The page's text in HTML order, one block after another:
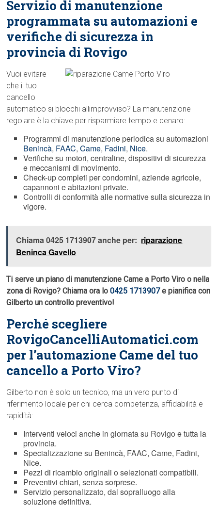
Servizio di manutenzione
programmata su automazioni e
verifiche di sicurezza in
provincia di Rovigo
Vuoi evitare
che il tuo
cancello
automatico si blocchi allimprovviso? La manutenzione
regolare è la chiave per risparmiare tempo e denaro:
Programmi di manutenzione periodica su automazioni
Benincà, FAAC,Came, Fadini, Nice.
Verifiche su motori, centraline, dispositivi di sicurezza
e meccanismi di movimento.
Check-up completi per condomini, aziende agricole,
capannoni e abitazioni private.
Controlli di conformità alle normative sulla sicurezza in
vigore.
Chiama 0425 1713907 anche per: riparazione
Beninca Gavello
Ti serve un piano di manutenzione Came a Porto Viro o nella
zona di Rovigo? Chiama ora lo0425 1713907e pianifica con
Gilberto un controllo preventivo!
Perché scegliere
RovigoCancelliAutomatici.com
per l’automazione Came del tuo
cancello a Porto Viro?
Gilberto non è solo un tecnico, ma un vero punto di
riferimento locale per chi cerca competenza, affidabilità e
rapidità:
Interventi veloci anche in giornata su Rovigo e tutta la
provincia.
Specializzazione su Benincà, FAAC, Came, Fadini,
Nice.
Pezzi di ricambio originali o selezionati compatibili.
Preventivi chiari, senza sorprese.
Servizio personalizzato, dal sopralluogo alla
soluzione definitiva.